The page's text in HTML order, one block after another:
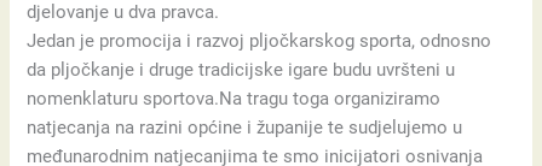
djelovanje u dva pravca.
Jedan je promocija i razvoj pljočkarskog sporta, odnosno
da pljočkanje i druge tradicijske igare budu uvršteni u
nomenklaturu sportova.Na tragu toga organiziramo
natjecanja na razini općine i županije te sudjelujemo u
međunarodnim natjecanjima te smo inicijatori osnivanja